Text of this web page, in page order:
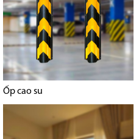
Ốp cao su